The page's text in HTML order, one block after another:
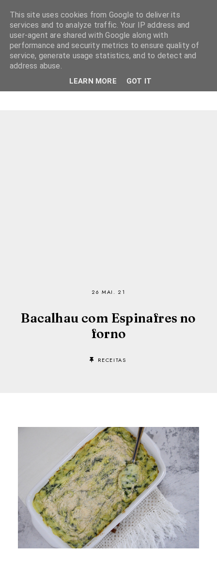
26 MAI. 21
Bacalhau com Espinafres no
forno
RECEITAS
This site uses cookies from Google to deliver its
services and to analyze traffic. Your IP address and
user-agent are shared with Google along with
performance and security metrics to ensure quality of
service, generate usage statistics, and to detect and
address abuse.
LEARN MORE GOT IT